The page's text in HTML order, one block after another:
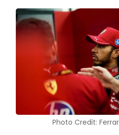
Photo Credit: